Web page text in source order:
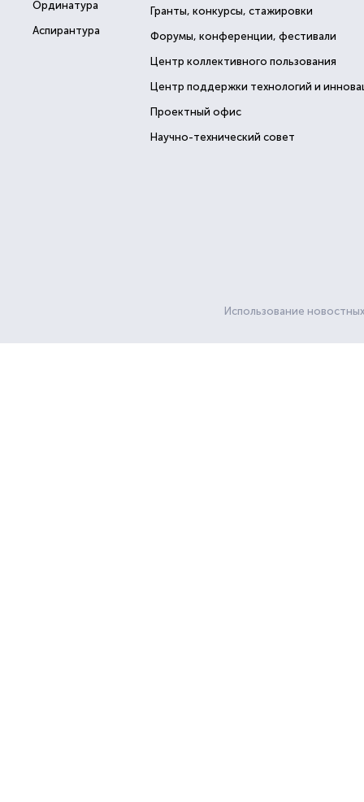
Ординатура
Аспирантура
Гранты, конкурсы, стажировки
Форумы, конференции, фестивали
Центр коллективного пользования
Центр поддержки технологий и
Проектный офис
Научно-технический совет
Использование